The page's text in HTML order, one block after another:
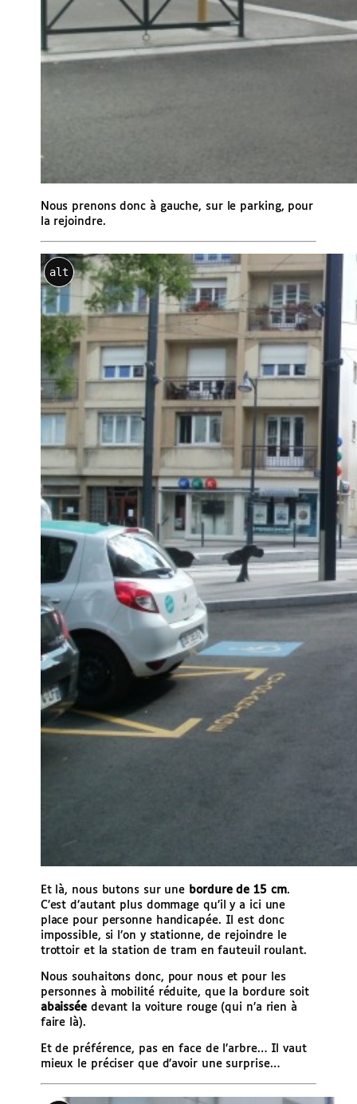
Nous prenons donc à gauche, sur le parking, pour
la rejoindre.
alt
Et là, nous butons sur une bordure de 15 cm.
C’est d’autant plus dommage qu’il y a ici une
place pour personne handicapée. Il est donc
impossible, si l’on y stationne, de rejoindre le
trottoir et la station de tram en fauteuil roulant.
Nous souhaitons donc, pour nous et pour les
personnes à mobilité réduite, que la bordure soit
abaissée devant la voiture rouge (qui n’a rien à
faire là).
Et de préférence, pas en face de l’arbre… Il vaut
mieux le préciser que d’avoir une surprise…